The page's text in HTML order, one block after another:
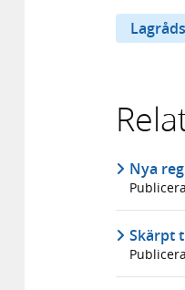
Nya
Skärpt